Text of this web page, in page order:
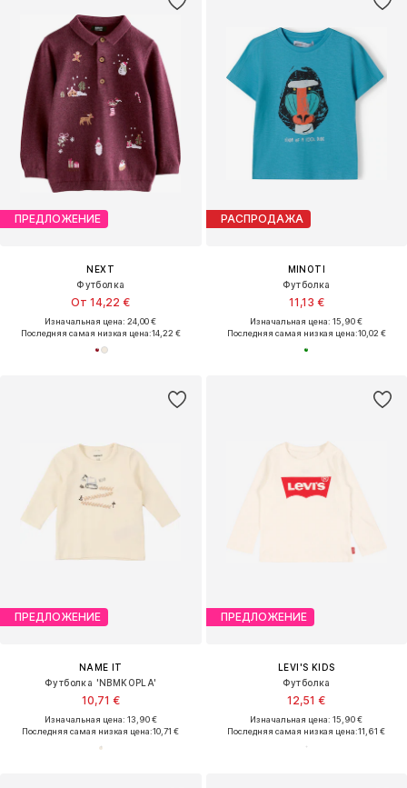
ПРЕДЛОЖЕНИЕ
NEXT
Футболка
От 14,22 €
Изначальная цена: 24,00 €
Последняя самая низкая цена:14,22 €
РАСПРОДАЖА
MINOTI
Футболка
11,13 €
Изначальная цена: 15,90 €
Последняя самая низкая цена:10,02 €
ПРЕДЛОЖЕНИЕ
NAME IT
Футболка 'NBMKOPLA'
10,71 €
Изначальная цена: 13,90 €
Последняя самая низкая цена:10,71 €
ПРЕДЛОЖЕНИЕ
LEVI'S KIDS
Футболка
12,51 €
Изначальная цена: 15,90 €
Последняя самая низкая цена:11,61 €